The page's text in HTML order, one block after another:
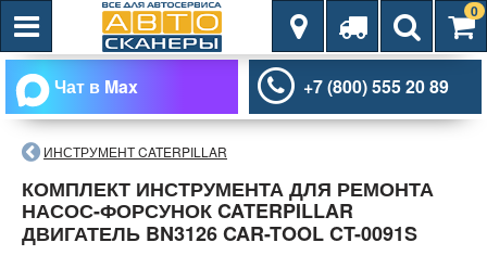
0
Чат в Max +7 (800) 555 20 89
ИНСТРУМЕНТ CATERPILLAR
КОМПЛЕКТ ИНСТРУМЕНТА ДЛЯ РЕМОНТА
НАСОС-ФОРСУНОК CATERPILLAR
ДВИГАТЕЛЬ BN3126 CAR-TOOL CT-0091S